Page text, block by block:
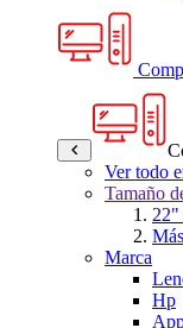
Ver todo
Tamaño
22"
Marca
Hp